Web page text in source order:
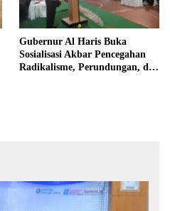
Gubernur Al Haris Buka
Sosialisasi Akbar Pencegahan
Radikalisme, Perundungan, dan